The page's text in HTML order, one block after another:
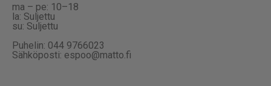
ma – pe: 10–18
la: Suljettu
su: Suljettu
Puhelin: 044 9766023
Sähköposti: espoo@matto.fi